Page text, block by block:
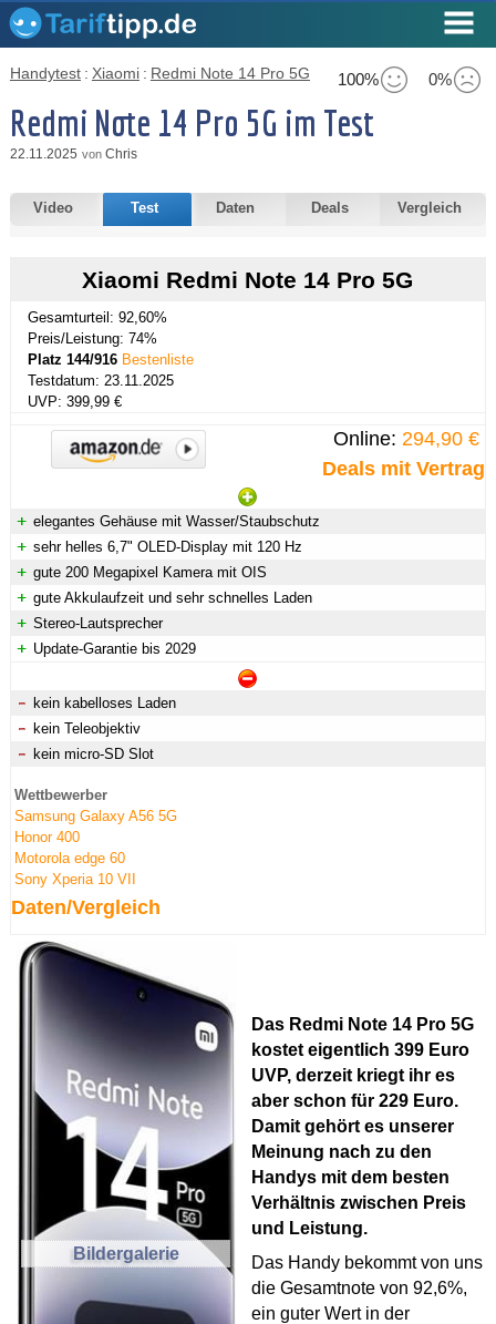
100% 0%
Handytest : Xiaomi : Redmi Note 14 Pro 5G
Redmi Note 14 Pro 5G im Test
22.11.2025 von Chris
Video Test Daten Deals Vergleich
Xiaomi Redmi Note 14 Pro 5G
Gesamturteil: 92,60%
Preis/Leistung: 74%
Platz 144/916Bestenliste
Testdatum: 23.11.2025
UVP: 399,99 €
Online:294,90 €
Deals mit Vertrag
elegantes Gehäuse mit Wasser/Staubschutz
sehr helles 6,7" OLED-Display mit 120 Hz
gute 200 Megapixel Kamera mit OIS
gute Akkulaufzeit und sehr schnelles Laden
Stereo-Lautsprecher
Update-Garantie bis 2029
kein kabelloses Laden
kein Teleobjektiv
kein micro-SD Slot
Wettbewerber
Samsung Galaxy A56 5G
Honor 400
Motorola edge 60
Sony Xperia 10 VII
Daten/Vergleich
Bildergalerie
Das Redmi Note 14 Pro 5G
kostet eigentlich 399 Euro
UVP, derzeit kriegt ihr es
aber schon für 229 Euro.
Damit gehört es unserer
Meinung nach zu den
Handys mit dem besten
Verhältnis zwischen Preis
und Leistung.
Das Handy bekommt von uns
die Gesamtnote von 92,6%,
ein guter Wert in der